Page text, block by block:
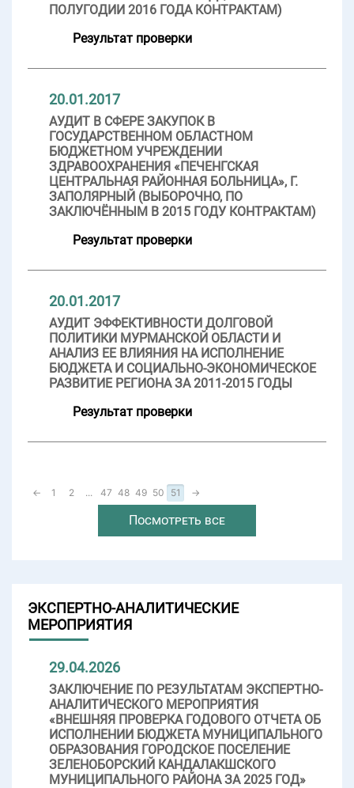
ПОЛУГОДИИ 2016 ГОДА КОНТРАКТАМ)
Результат проверки
20.01.2017
АУДИТ В СФЕРЕ ЗАКУПОК В
ГОСУДАРСТВЕННОМ ОБЛАСТНОМ
БЮДЖЕТНОМ УЧРЕЖДЕНИИ
ЗДРАВООХРАНЕНИЯ «ПЕЧЕНГСКАЯ
ЦЕНТРАЛЬНАЯ РАЙОННАЯ БОЛЬНИЦА», Г.
ЗАПОЛЯРНЫЙ (ВЫБОРОЧНО, ПО
ЗАКЛЮЧЁННЫМ В 2015 ГОДУ КОНТРАКТАМ)
Результат проверки
20.01.2017
АУДИТ ЭФФЕКТИВНОСТИ ДОЛГОВОЙ
ПОЛИТИКИ МУРМАНСКОЙ ОБЛАСТИ И
АНАЛИЗ ЕЕ ВЛИЯНИЯ НА ИСПОЛНЕНИЕ
БЮДЖЕТА И СОЦИАЛЬНО-ЭКОНОМИЧЕСКОЕ
РАЗВИТИЕ РЕГИОНА ЗА 2011-2015 ГОДЫ
Результат проверки
← 1 2 ... 47 48 49 50 51 →
Посмотреть все
ЭКСПЕРТНО-АНАЛИТИЧЕСКИЕ
МЕРОПРИЯТИЯ
29.04.2026
ЗАКЛЮЧЕНИЕ ПО РЕЗУЛЬТАТАМ ЭКСПЕРТНО-
АНАЛИТИЧЕСКОГО МЕРОПРИЯТИЯ
«ВНЕШНЯЯ ПРОВЕРКА ГОДОВОГО ОТЧЕТА ОБ
ИСПОЛНЕНИИ БЮДЖЕТА МУНИЦИПАЛЬНОГО
ОБРАЗОВАНИЯ ГОРОДСКОЕ ПОСЕЛЕНИЕ
ЗЕЛЕНОБОРСКИЙ КАНДАЛАКШСКОГО
МУНИЦИПАЛЬНОГО РАЙОНА ЗА 2025 ГОД»